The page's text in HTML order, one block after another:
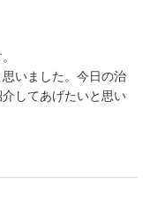
いました。今日の治
してあげたいと思い